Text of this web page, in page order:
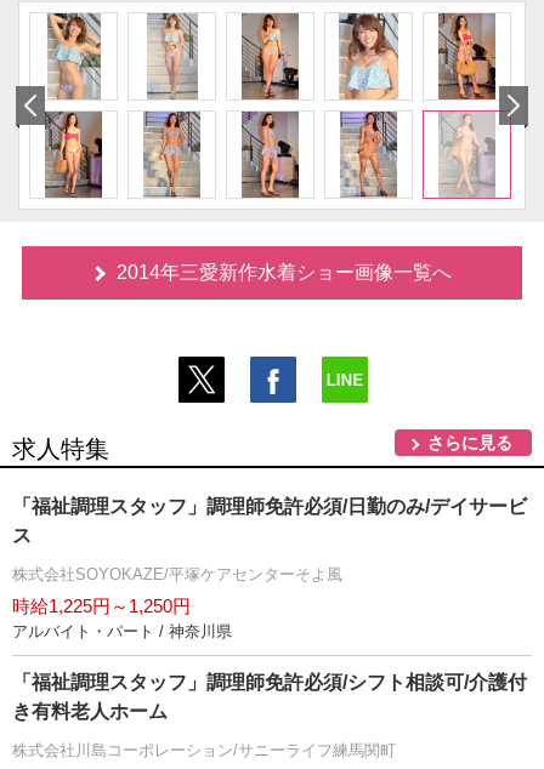
2014年三愛新作水着ショー画像一覧へ
求人特集 さらに見る
「福祉調理スタッフ」調理師免許必須/日勤のみ/デイサービ
ス
株式会社SOYOKAZE/平塚ケアセンターそよ風
時給1,225円～1,250円
アルバイト・パート / 神奈川県
「福祉調理スタッフ」調理師免許必須/シフト相談可/介護付
き有料老人ホーム
株式会社川島コーポレーション/サニーライフ練馬関町